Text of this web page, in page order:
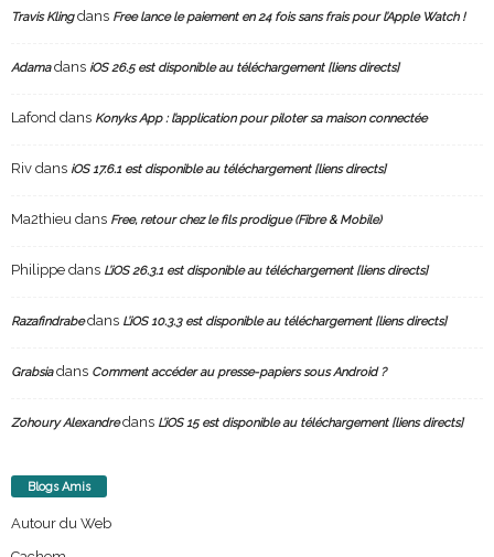
Travis Klingdans Free lance le paiement en 24 fois sans frais pour l’Apple Watch !
Adamadans iOS 26.5 est disponible au téléchargement [liens directs]
Lafond dans Konyks App : l’application pour piloter sa maison connectée
Riv dans iOS 17.6.1 est disponible au téléchargement [liens directs]
Ma2thieu dans Free, retour chez le fils prodigue (Fibre & Mobile)
Philippe dans L’iOS 26.3.1 est disponible au téléchargement [liens directs]
Razafindrabedans L’iOS 10.3.3 est disponible au téléchargement [liens directs]
Grabsiadans Comment accéder au presse-papiers sous Android ?
Zohoury Alexandredans L’iOS 15 est disponible au téléchargement [liens directs]
Blogs Amis
Autour du Web